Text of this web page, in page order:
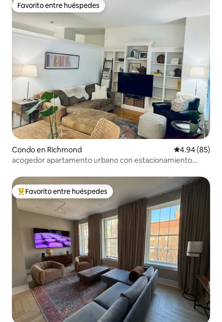
Favorito entre huéspedes
Favorito entre huéspedes
Condo en Richmond Calificación
4.94 (85)
acogedor apartamento urbano con estacionamiento
Favorito entre huéspedes preferido
Favorito entre huéspedes